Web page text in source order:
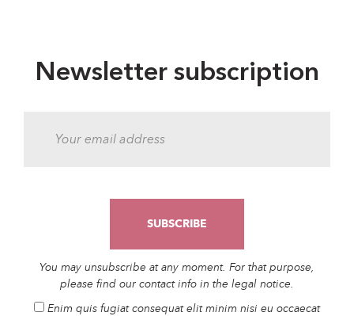
Newsletter subscription
You may unsubscribe at any moment. For that purpose,
please find our contact info in the legal notice.
Enim quis fugiat consequat elit minim nisi eu occaecat